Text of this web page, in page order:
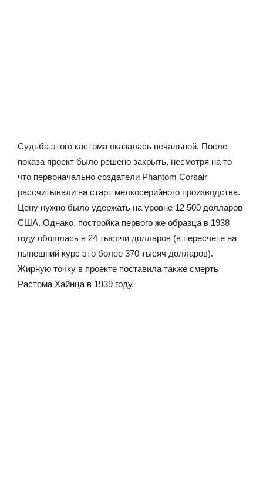
Судьба этого кастома оказалась печальной. После
показа проект было решено закрыть, несмотря на то
что первоначально создатели Phantom Corsair
рассчитывали на старт мелкосерийного производства.
Цену нужно было удержать на уровне 12 500 долларов
США. Однако, постройка первого же образца в 1938
году обошлась в 24 тысячи долларов (в пересчете на
нынешний курс это более 370 тысяч долларов).
Жирную точку в проекте поставила также смерть
Растома Хайнца в 1939 году.